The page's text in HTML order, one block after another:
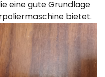
eine gute Grundlage
bietet.